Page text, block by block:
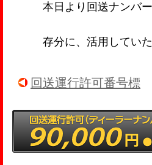
本日より回送ナンバ
存分に、活用してい
回送運行許可番号標